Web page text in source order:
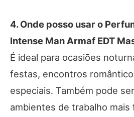
4. Onde posso usar o
Intense Man Armaf EDT
É ideal para ocasiões
festas, encontros
especiais. Também pode
ambientes de trabalho mais